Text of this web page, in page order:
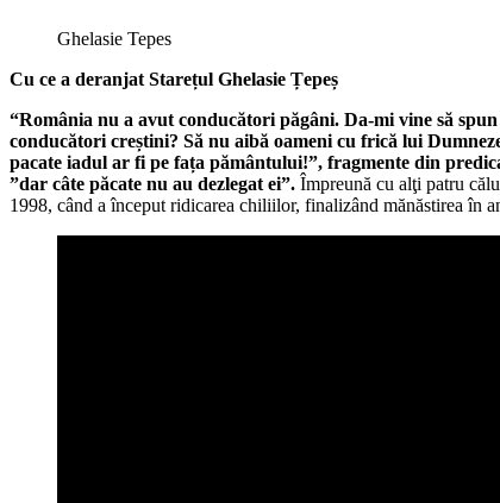
Ghelasie Tepes
Cu ce a deranjat Starețul Ghelasie Țepeș
“România nu a avut conducători păgâni. Da-mi vine să
conducători creștini? Să nu aibă oameni cu frică lui
pacate iadul ar fi pe fața pământului!”, fragmente din
”dar câte păcate nu au dezlegat ei”. Împreună cu alţi patru
1998, când a început ridicarea chiliilor, finalizând mănăstirea în